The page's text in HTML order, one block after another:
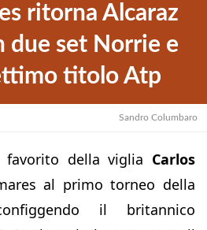
ritorna Alcaraz
due set Norrie e
titolo Atp
Sandro Columbaro
della viglia Carlos
al primo torneo della
il britannico